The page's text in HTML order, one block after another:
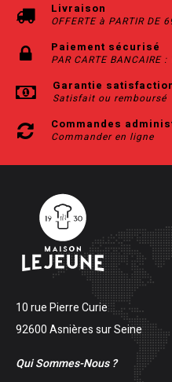
Livraison
OFFERTE à PARTIR DE
Paiement sécurisé
PAR CARTE BANCAIRE
Garantie
Satisfait ou remboursé
Commandes
Commander en ligne
10 rue Pierre Curie
92600 Asnières sur Seine
Qui Sommes-Nous ?